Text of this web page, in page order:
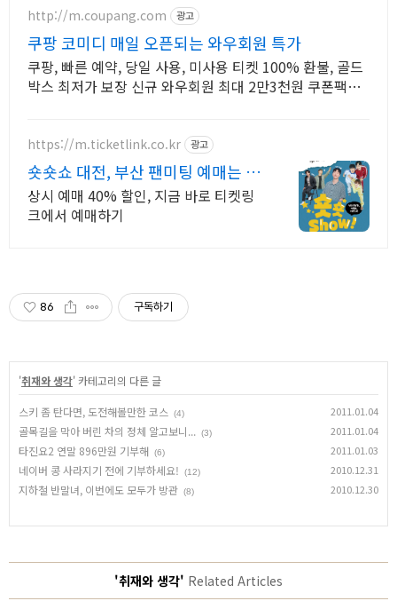
http://m.coupang.com 광고
쿠팡 코미디 매일 오픈되는 와우회원 특가
쿠팡, 빠른 예약, 당일 사용, 미사용 티켓 100% 환불, 골드
박스 최저가 보장 신규 와우회원 최대 2만3천원 쿠폰팩
https://m.ticketlink.co.kr 광고
숏숏쇼 대전, 부산 팬미팅 예매는 티
켓링크!
상시 예매 40% 할인, 지금 바로 티켓링
크에서 예매하기
86 구독하기
'취재와 생각' 카테고리의 다른 글
스키 좀 탄다면, 도전해볼만한 코스 (4) 2011.01.04
골목길을 막아 버린 차의 정체 알고보니... (3) 2011.01.04
타진요2 연말 896만원 기부해 (6) 2011.01.03
네이버 콩 사라지기 전에 기부하세요! (12) 2010.12.31
지하철 반말녀, 이번에도 모두가 방관 (8) 2010.12.30
'취재와 생각' Related Articles